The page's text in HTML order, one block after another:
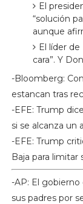
El
“solución
aunque
El líder
cara”. Y
-Bloomberg:
estancan tras
-EFE: Trump
si se alcanza un
-EFE: Trump
Baja para limitar
-AP: El
sus padres por